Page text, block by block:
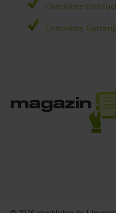
Checkliste
Checkliste